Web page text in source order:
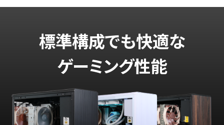
標準構成でも快適な
ゲーミング性能